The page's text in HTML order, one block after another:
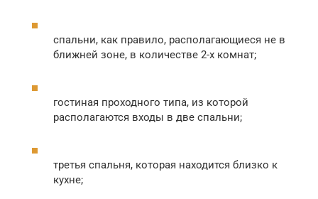
спальни, как правило, располагающиеся не в
ближней зоне, в количестве 2-х комнат;
гостиная проходного типа, из которой
располагаются входы в две спальни;
третья спальня, которая находится близко к
кухне;